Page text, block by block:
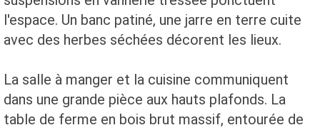
l'espace. Un banc patiné, une jarre en terre cuite
avec des herbes séchées décorent les lieux.
La salle à manger et la cuisine communiquent
dans une grande pièce aux hauts plafonds. La
table de ferme en bois brut massif, entourée de